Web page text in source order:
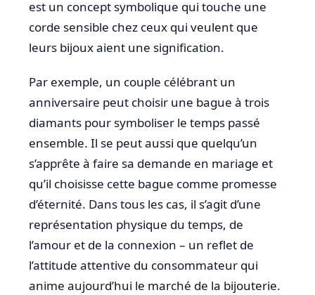
est un concept symbolique qui touche une
corde sensible chez ceux qui veulent que
leurs bijoux aient une signification.
Par exemple, un couple célébrant un
anniversaire peut choisir une bague à trois
diamants pour symboliser le temps passé
ensemble. Il se peut aussi que quelqu’un
s’apprête à faire sa demande en mariage et
qu’il choisisse cette bague comme promesse
d’éternité. Dans tous les cas, il s’agit d’une
représentation physique du temps, de
l’amour et de la connexion – un reflet de
l’attitude attentive du consommateur qui
anime aujourd’hui le marché de la bijouterie.